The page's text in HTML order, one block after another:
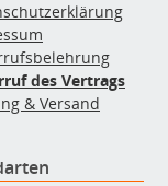
des Vertrags
& Versand